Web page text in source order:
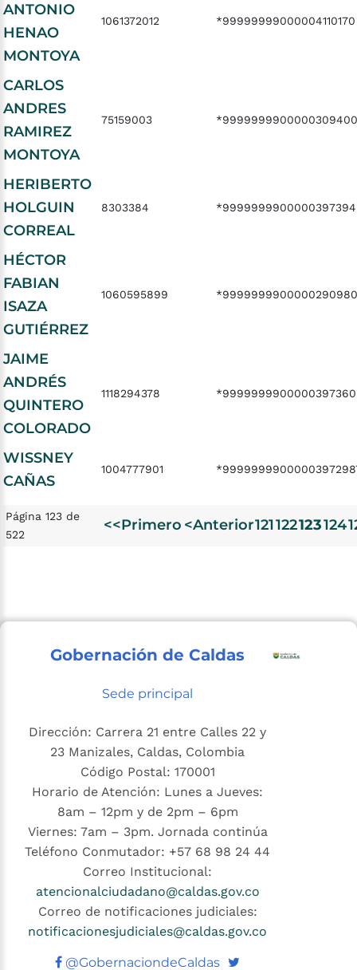
ANTONIO
HENAO
MONTOYA
1061372012 *99999999000004110170
CARLOS
ANDRES
RAMIREZ
MONTOYA
75159003
HERIBERTO
HOLGUIN
CORREAL
8303384
HÉCTOR
FABIAN
ISAZA
GUTIÉRREZ
1060595899
JAIME
ANDRÉS
QUINTERO
COLORADO
1118294378
WISSNEY
CAÑAS
1004777901
Página 123 de
522
<<Primero <Anterior121122123124
Gobernación de Caldas
Sede principal
Dirección: Carrera 21 entre Calles 22 y
23 Manizales, Caldas, Colombia
Código Postal: 170001
Horario de Atención: Lunes a Jueves:
8am – 12pm y de 2pm – 6pm
Viernes: 7am – 3pm. Jornada continúa
Teléfono Conmutador: +57 68 98 24 44
Correo Institucional:
atencionalciudadano@caldas.gov.co
Correo de notificaciones judiciales:
notificacionesjudiciales@caldas.gov.co
@GobernaciondeCaldas Twitter